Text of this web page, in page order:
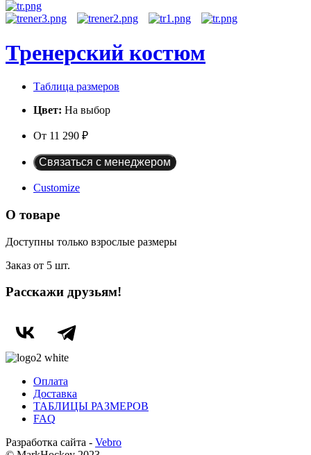
Тренерский костюм
Таблица размеров
Цвет: На выбор
От 11 290 ₽
Customize
О товаре
Доступны только взрослые размеры
Заказ от 5 шт.
Расскажи друзьям!
Оплата
Доставка
ТАБЛИЦЫ РАЗМЕРОВ
FAQ
Разработка сайта - Vebro